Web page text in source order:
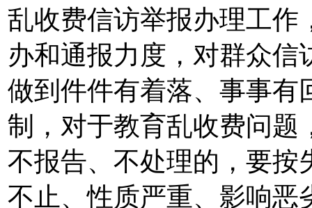
乱收费信访举报办理工作
办和通报力度，对群众
做到件件有着落、事事有
制，对于教育乱收费问题
不报告、不处理的，要按
不止、性质严重、影响恶